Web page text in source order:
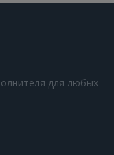
для любых